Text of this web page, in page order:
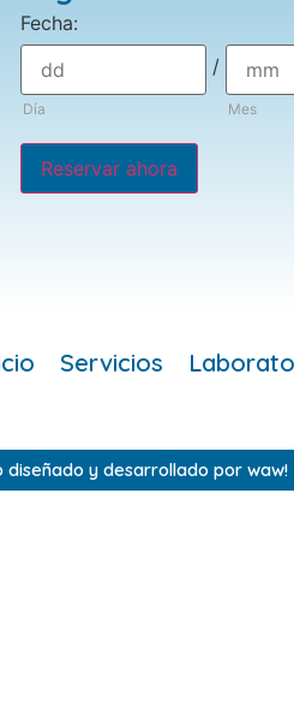
Fecha:
Día
/
Mes
Reservar ahora
Servicios
diseñado y desarrollado por waw!